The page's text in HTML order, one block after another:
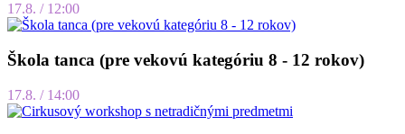
17.8. / 12:00
Škola tanca (pre vekovú kategóriu 8 - 12 rokov)
17.8. / 14:00